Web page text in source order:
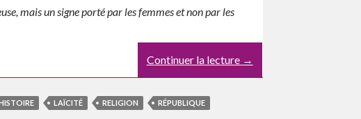
mais un signe porté par les femmes et non par les
Continuer la lecture →
LAÏCITÉ RELIGION RÉPUBLIQUE